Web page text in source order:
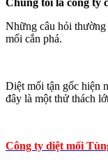
Những câu hỏi
mối cắn phá.
Diệt mối tận gốc hiện
đây là một thử thách
Công ty diệt mối